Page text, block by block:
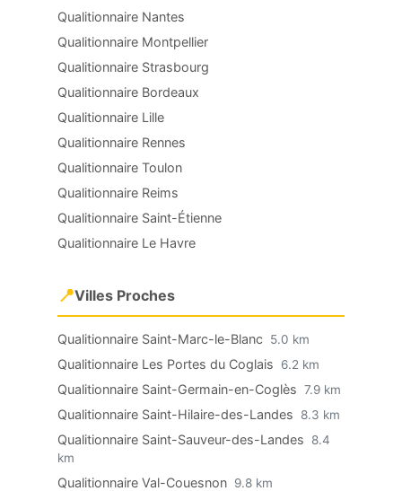
Qualitionnaire Nantes
Qualitionnaire Montpellier
Qualitionnaire Strasbourg
Qualitionnaire Bordeaux
Qualitionnaire Lille
Qualitionnaire Rennes
Qualitionnaire Toulon
Qualitionnaire Reims
Qualitionnaire Saint-Étienne
Qualitionnaire Le Havre
📍Villes Proches
Qualitionnaire Saint-Marc-le-Blanc 5.0 km
Qualitionnaire Les Portes du Coglais 6.2 km
Qualitionnaire Saint-Germain-en-Coglès 7.9 km
Qualitionnaire Saint-Hilaire-des-Landes 8.3 km
Qualitionnaire Saint-Sauveur-des-Landes
8.4
km
Qualitionnaire Val-Couesnon 9.8 km